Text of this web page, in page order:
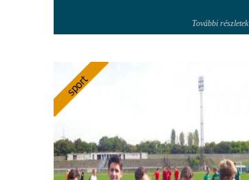
További részletek